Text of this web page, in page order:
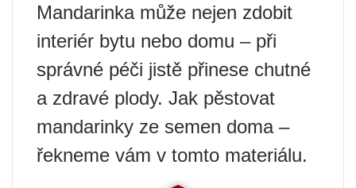
Mandarinka může nejen zdobit
interiér bytu nebo domu – při
správné péči jistě přinese chutné
a zdravé plody. Jak pěstovat
mandarinky ze semen doma –
řekneme vám v tomto materiálu.